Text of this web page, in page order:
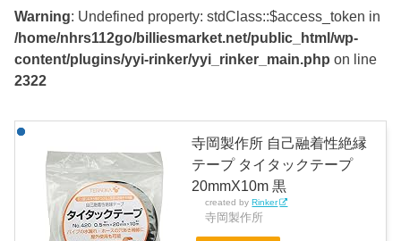
Warning: Undefined property: stdClass::$access_token in
/home/nhrs112go/billiesmarket.net/public_html/wp-
content/plugins/yyi-rinker/yyi_rinker_main.php on line
2322
寺岡製作所 自己融着性絶縁
テープ タイタックテープ
20mmX10m 黒
created byRinker
寺岡製作所